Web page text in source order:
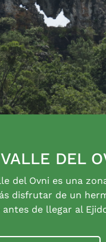
DEL
del Ovni es una
disfrutar de un
antes de llegar al